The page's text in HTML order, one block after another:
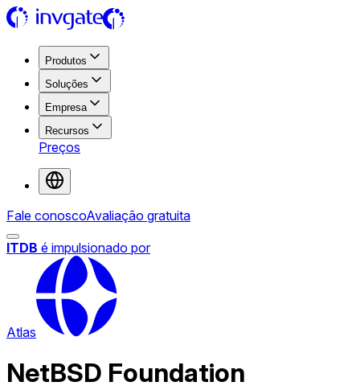
Produtos
Soluções
Empresa
Recursos
Preços
Fale conoscoAvaliação gratuita
ITDB é impulsionado por
Atlas
NetBSD Foundation